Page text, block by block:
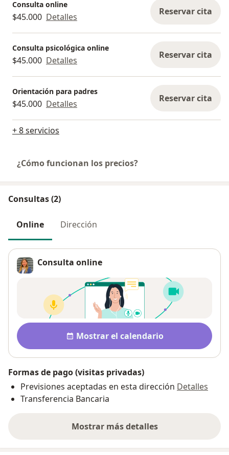
Consulta online
$45.000 Detalles Reservar cita
Consulta psicológica online
$45.000 Detalles Reservar cita
Orientación para padres
$45.000 Detalles Reservar cita
+ 8 servicios
¿Cómo funcionan los precios?
Consultas (2)
Online Dirección
Consulta online
Disponibilidad
Mostrar el calendario
Formas de pago (visitas privadas)
Previsiones aceptadas en esta dirección Detalles
Transferencia Bancaria
Mostrar más detalles
sobre la dirección